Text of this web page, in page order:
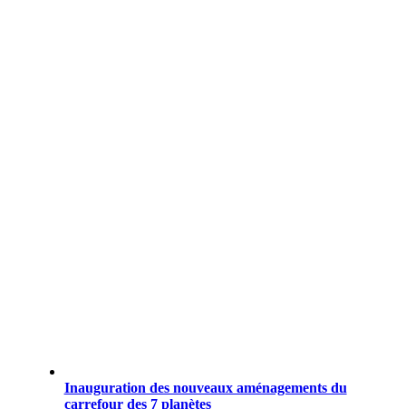
Inauguration des nouveaux aménagements du
carrefour des 7 planètes